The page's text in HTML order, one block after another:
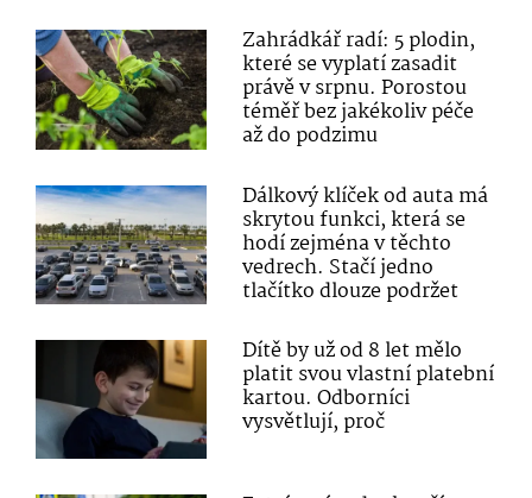
Zahrádkář radí: 5 plodin,
které se vyplatí zasadit
právě v srpnu. Porostou
téměř bez jakékoliv péče
až do podzimu
Dálkový klíček od auta má
skrytou funkci, která se
hodí zejména v těchto
vedrech. Stačí jedno
tlačítko dlouze podržet
Dítě by už od 8 let mělo
platit svou vlastní platební
kartou. Odborníci
vysvětlují, proč